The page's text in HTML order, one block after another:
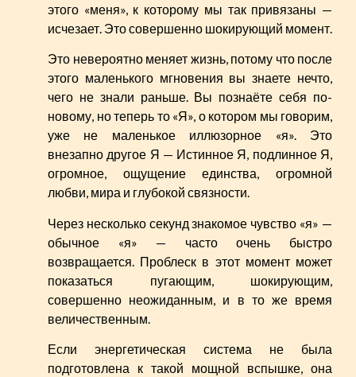
этого «меня», к которому мы так привязаны —
исчезает. Это совершенно шокирующий момент.
Это невероятно меняет жизнь, потому что после
этого маленького мгновения вы знаете нечто,
чего не знали раньше. Вы познаёте себя по-
новому, но теперь то «Я», о котором мы говорим,
уже не маленькое иллюзорное «я». Это
внезапно другое Я — Истинное Я, подлинное Я,
огромное, ощущение единства, огромной
любви, мира и глубокой связности.
Через несколько секунд знакомое чувство «я» —
обычное «я» — часто очень быстро
возвращается. Проблеск в этот момент может
показаться пугающим, шокирующим,
совершенно неожиданным, и в то же время
величественным.
Если энергетическая система не была
подготовлена к такой мощной вспышке, она